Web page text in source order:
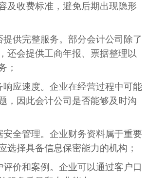
及收费标准，避免后期出现隐形
提供完整服务。部分会计公司除了
还会提供工商年报、票据整理以
；
响应速度。企业在经营过程中可能
，因此会计公司是否能够及时沟
安全管理。企业财务资料属于重要
选择具备信息保密能力的机构；
评价和案例。企业可以通过客户口